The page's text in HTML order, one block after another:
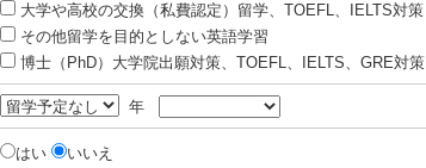
大学や高校の交換（私費認定）留学、TOEFL、IELTS対策
その他留学を目的としない英語学習
博士（PhD）大学院出願対策、TOEFL、IELTS、GRE対策
年
はい いいえ